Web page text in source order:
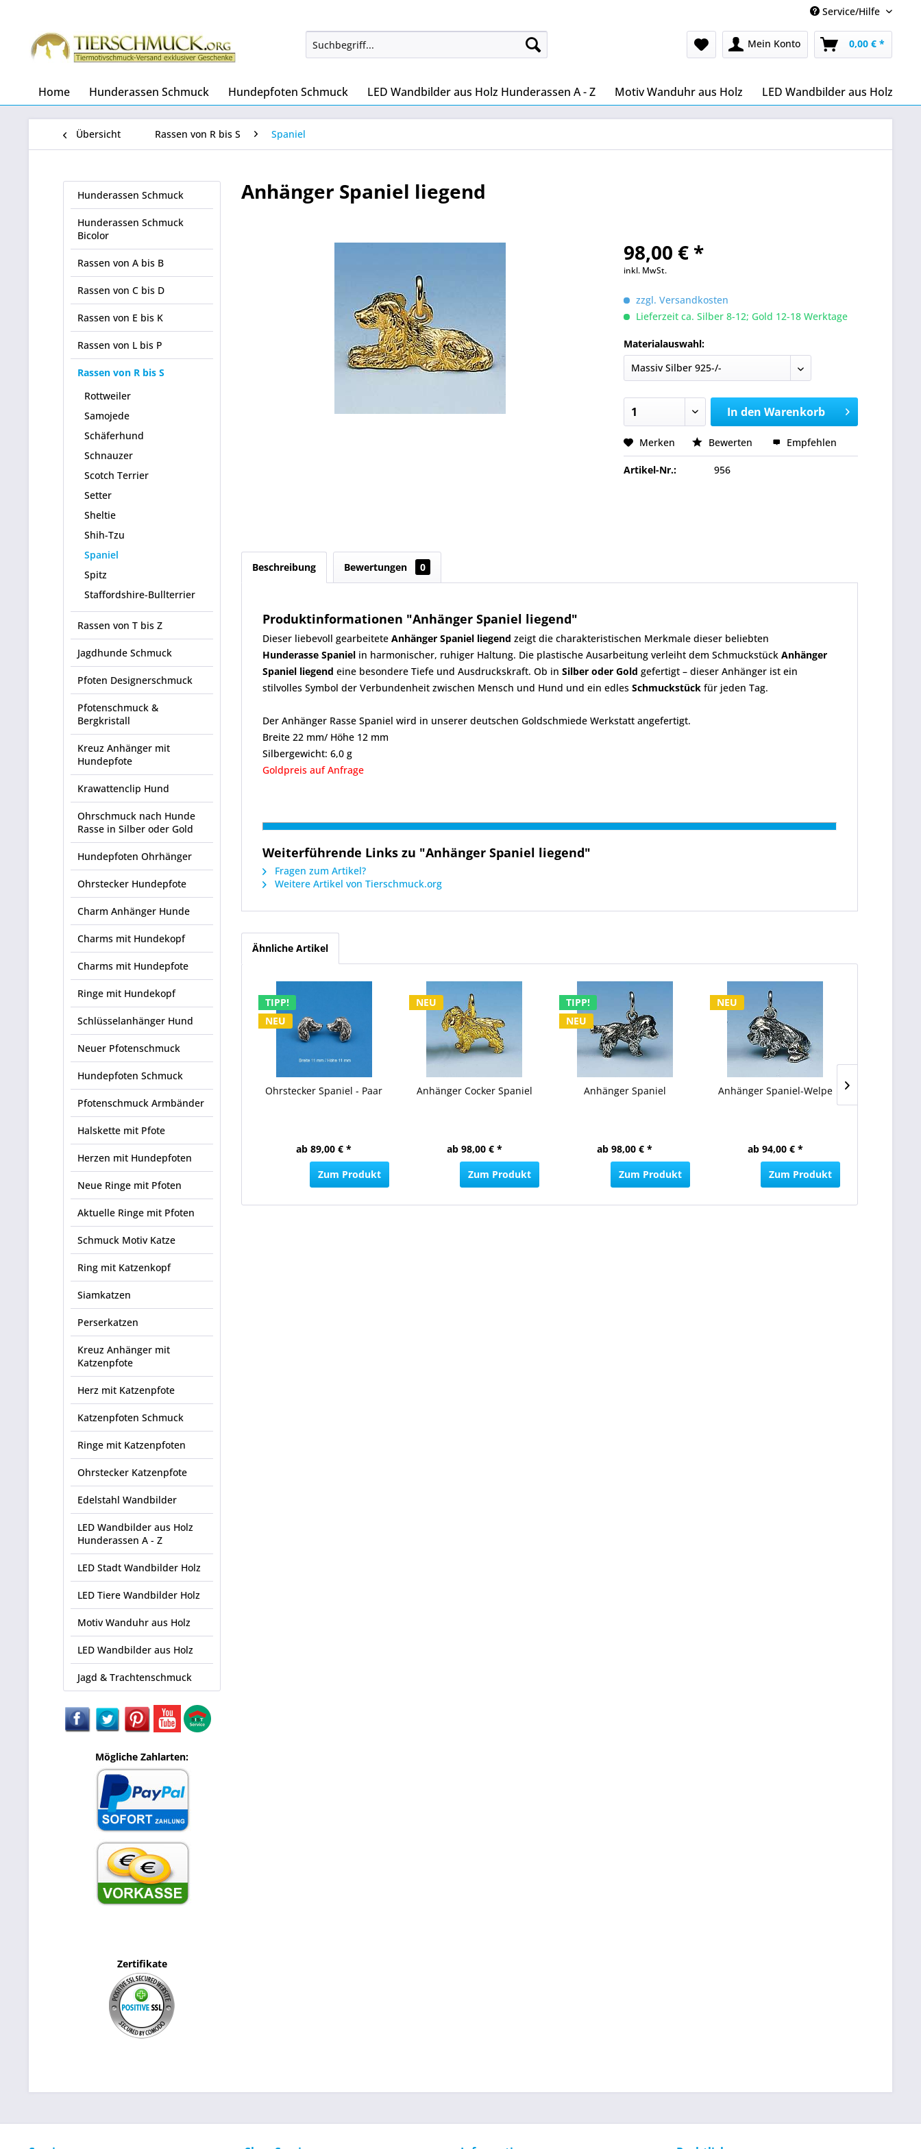
Service/Hilfe
Mein Konto 0,00 € *
Home Hunderassen Schmuck Hundepfoten Schmuck LED Wandbilder aus Holz Hunderassen A - Z Motiv Wanduhr aus Holz LED Wandbilder aus Holz
Übersicht Rassen von R bis S Spaniel
Hunderassen Schmuck
Hunderassen Schmuck
Bicolor
Rassen von A bis B
Rassen von C bis D
Rassen von E bis K
Rassen von L bis P
Rassen von R bis S
Rottweiler
Samojede
Schäferhund
Schnauzer
Scotch Terrier
Setter
Sheltie
Shih-Tzu
Spaniel
Spitz
Staffordshire-Bullterrier
Rassen von T bis Z
Jagdhunde Schmuck
Pfoten Designerschmuck
Pfotenschmuck &
Bergkristall
Kreuz Anhänger mit
Hundepfote
Krawattenclip Hund
Ohrschmuck nach Hunde
Rasse in Silber oder Gold
Hundepfoten Ohrhänger
Ohrstecker Hundepfote
Charm Anhänger Hunde
Charms mit Hundekopf
Charms mit Hundepfote
Ringe mit Hundekopf
Schlüsselanhänger Hund
Neuer Pfotenschmuck
Hundepfoten Schmuck
Pfotenschmuck Armbänder
Halskette mit Pfote
Herzen mit Hundepfoten
Neue Ringe mit Pfoten
Aktuelle Ringe mit Pfoten
Schmuck Motiv Katze
Ring mit Katzenkopf
Siamkatzen
Perserkatzen
Kreuz Anhänger mit
Katzenpfote
Herz mit Katzenpfote
Katzenpfoten Schmuck
Ringe mit Katzenpfoten
Ohrstecker Katzenpfote
Edelstahl Wandbilder
LED Wandbilder aus Holz
Hunderassen A - Z
LED Stadt Wandbilder Holz
LED Tiere Wandbilder Holz
Motiv Wanduhr aus Holz
LED Wandbilder aus Holz
Jagd & Trachtenschmuck
Mögliche Zahlarten:
Zertifikate
Anhänger Spaniel liegend
98,00 € *
inkl. MwSt.
zzgl. Versandkosten
Lieferzeit ca. Silber 8-12; Gold 12-18 Werktage
Materialauswahl:
In den Warenkorb
Merken Bewerten Empfehlen
Artikel-Nr.: 956
Beschreibung Bewertungen 0
Produktinformationen "Anhänger Spaniel liegend"
Dieser liebevoll gearbeitete Anhänger Spaniel liegend zeigt die charakteristischen Merkmale dieser beliebten
Hunderasse Spaniel in harmonischer, ruhiger Haltung. Die plastische Ausarbeitung verleiht dem Schmuckstück Anhänger
Spaniel liegend eine besondere Tiefe und Ausdruckskraft. Ob in Silber oder Gold gefertigt – dieser Anhänger ist ein
stilvolles Symbol der Verbundenheit zwischen Mensch und Hund und ein edles Schmuckstück für jeden Tag.
Der Anhänger Rasse Spaniel wird in unserer deutschen Goldschmiede Werkstatt angefertigt.
Breite 22 mm/ Höhe 12 mm
Silbergewicht: 6,0 g
Goldpreis auf Anfrage
Weiterführende Links zu "Anhänger Spaniel liegend"
Fragen zum Artikel?
Weitere Artikel von Tierschmuck.org
Ähnliche Artikel
TIPP!
NEU
Ohrstecker Spaniel - Paar
ab 89,00 € *
Zum Produkt
NEU
Anhänger Cocker Spaniel
ab 98,00 € *
Zum Produkt
TIPP!
NEU
Anhänger Spaniel
ab 98,00 € *
Zum Produkt
NEU
Anhänger Spaniel-Welpe
ab 94,00 € *
Zum Produkt